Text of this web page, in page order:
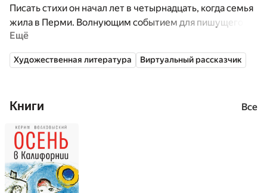
Писать стихи он начал лет в четырнадцать, когда семья
жила в Перми. Волнующим событием для пишущего
стихи подростка стало знакомство и переписка
с Беллой Ахмадулиной. Она ему посвятила свое
знаменитое стихотворение «Слово». Керим
Ещё
Художественная литература Виртуальный рассказчик
Книги Все